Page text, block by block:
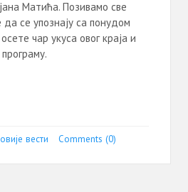
Матића. Позивамо све
се упознају са понудом
чар укуса овог краја и
вести Comments (0)